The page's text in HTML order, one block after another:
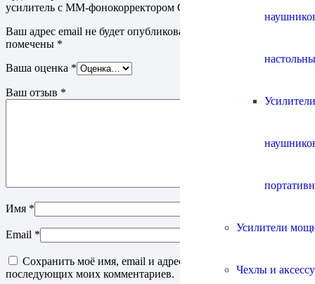
Усилители
Чехлы и
усилитель с ММ-фонокорректором Cary Audio SLP 98P”
Ваш адрес email не будет опубликован.
помечены *
Ваша оценка *
Ваш отзыв *
Имя *
Email *
Сохранить моё имя, email и адрес сайта в этом браузере для
последующих моих комментариев.